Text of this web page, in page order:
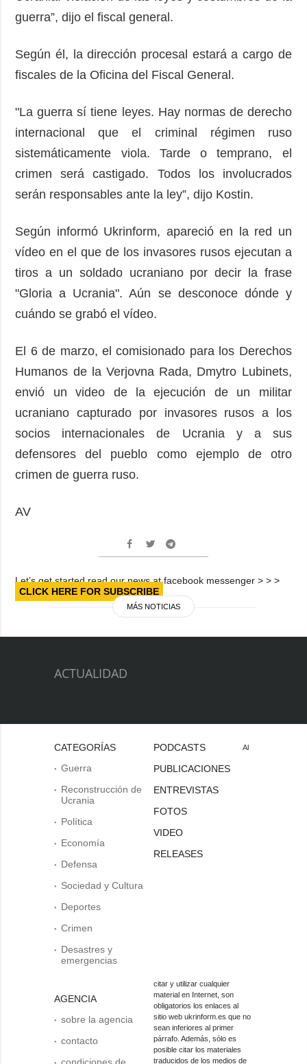
guerra”, dijo el fiscal general.
Según él, la dirección procesal estará a cargo de
fiscales de la Oficina del Fiscal General.
"La guerra sí tiene leyes. Hay normas de derecho
internacional que el criminal régimen ruso
sistemáticamente viola. Tarde o temprano, el
crimen será castigado. Todos los involucrados
serán responsables ante la ley”, dijo Kostin.
Según informó Ukrinform, apareció en la red un
vídeo en el que de los invasores rusos ejecutan a
tiros a un soldado ucraniano por decir la frase
"Gloria a Ucrania". Aún se desconoce dónde y
cuándo se grabó el vídeo.
El 6 de marzo, el comisionado para los Derechos
Humanos de la Verjovna Rada, Dmytro Lubinets,
envió un video de la ejecución de un militar
ucraniano capturado por invasores rusos a los
socios internacionales de Ucrania y a sus
defensores del pueblo como ejemplo de otro
crimen de guerra ruso.
AV
Let’s get started read our news at facebook messenger > > >
CLICK HERE FOR SUBSCRIBE
MÁS NOTICIAS
ACTUALIDAD
CATEGORÍAS
Guerra
Reconstrucción de
Ucrania
Política
Economía
Defensa
Sociedad y Cultura
Deportes
Crimen
Desastres y
emergencias
AGENCIA
sobre la agencia
contacto
PODCASTS
PUBLICACIONES
ENTREVISTAS
FOTOS
VIDEO
RELEASES
Al
citar y utilizar cualquier
material en Internet, son
obligatorios los enlaces al
sitio web ukrinform.es que no
sean inferiores al primer
párrafo. Además, sólo es
posible citar los materiales
traducidos de los medios de